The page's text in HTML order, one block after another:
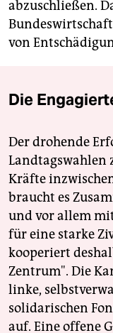
abzuschließen.
von
Die
Der drohende
Landtagswahlen
Kräfte
braucht es
und vor allem
für eine starke
kooperiert
Zentrum". Die
linke,
solidarischen
auf. Eine offene